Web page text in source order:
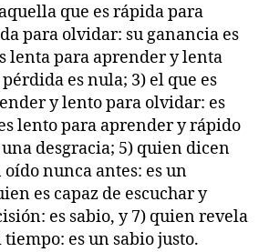
que es rápida para
para olvidar: su ganancia es
lenta para aprender y lenta
es nula; 3) el que es
y lento para olvidar: es
lento para aprender y rápido
desgracia; 5) quien dicen
nunca antes: es un
es capaz de escuchar y
es sabio, y 7) quien revela
es un sabio justo.